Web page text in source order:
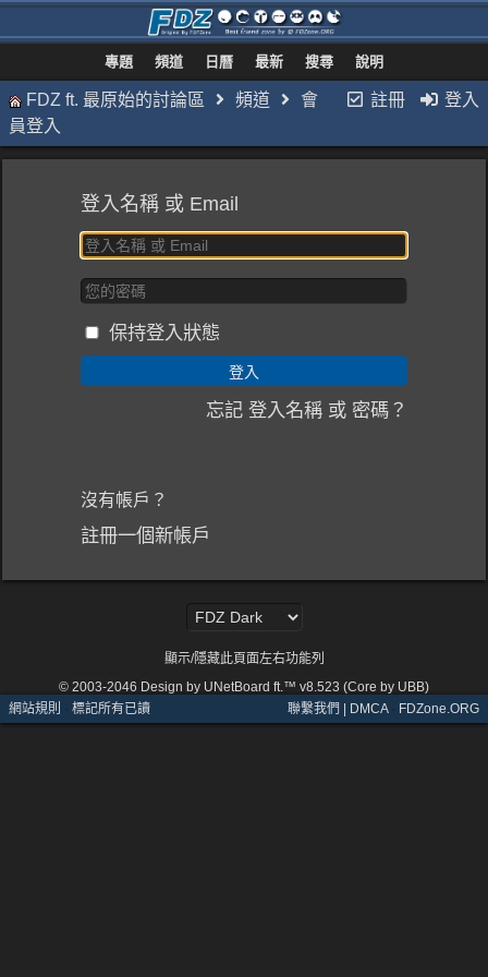
專題 頻道 日曆 最新 搜尋 說明
註冊 登入
FDZ ft. 最原始的討論區 頻道
會
員登入
登入名稱 或 Email
保持登入狀態
忘記 登入名稱 或 密碼？
沒有帳戶？
註冊一個新帳戶
顯示/隱藏此頁面左右功能列
© 2003-2046 Design by UNetBoard ft.™ v8.523 (Core by UBB)
網站規則 · 標記所有已讀 聯繫我們 | DMCA· FDZone.ORG